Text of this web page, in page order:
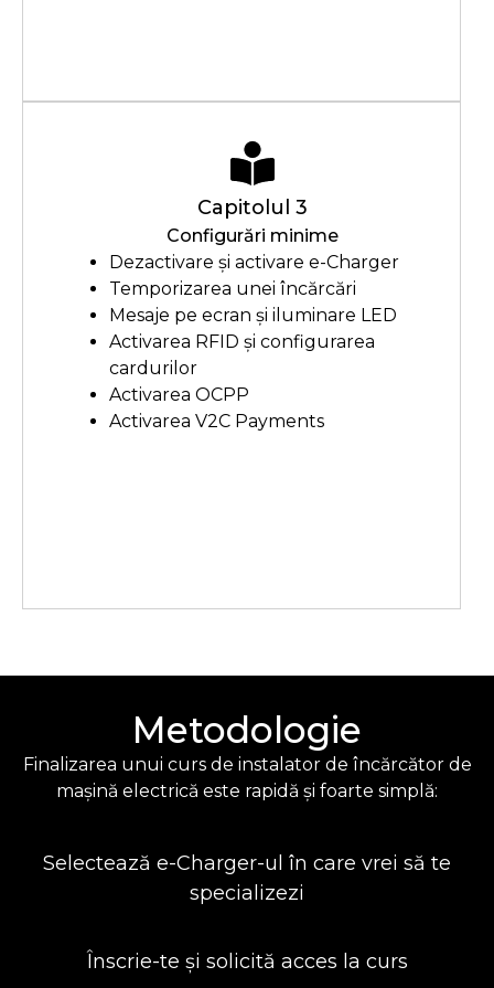
Capitolul 3
Configurări minime
Dezactivare și activare e-Charger
Temporizarea unei încărcări
Mesaje pe ecran și iluminare LED
Activarea RFID și configurarea
cardurilor
Activarea OCPP
Activarea V2C Payments
Metodologie
Finalizarea unui curs de instalator de încărcător de
mașină electrică este rapidă și foarte simplă:
Selectează e-Charger-ul în care vrei să te
specializezi
Înscrie-te și solicită acces la curs